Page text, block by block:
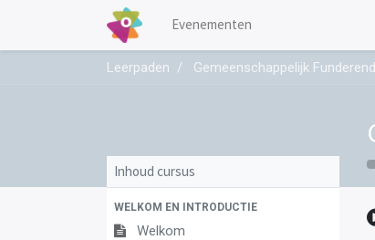
Evenementen
Leerpaden Gemeenschappelijk
Inhoud cursus
WELKOM EN INTRODUCTIE
Welkom